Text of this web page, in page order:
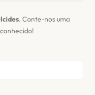
. Conte-nos uma